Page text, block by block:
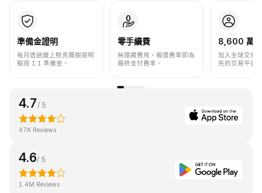
準備金證明
每月透過鏈上默克爾樹證明
驗證 1:1 準備金。
零手續費
無隱藏費用，報價費率即為
最終支付費率。
8,600 萬+
加入全球交易
先的交易平臺
4.7/ 5
47K Reviews
4.6/ 5
1.4M Reviews